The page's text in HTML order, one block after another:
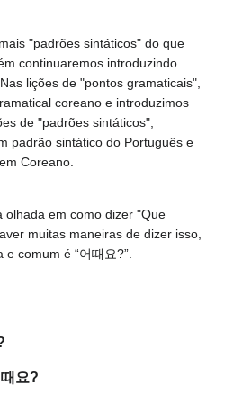
"padrões sintáticos" do que
continuaremos introduzindo
lições de "pontos gramaticais",
coreano e introduzimos
de "padrões sintáticos",
padrão sintático do Português e
Coreano.
olhada em como dizer "Que
muitas maneiras de dizer isso,
comum é “어때요?”.
요?